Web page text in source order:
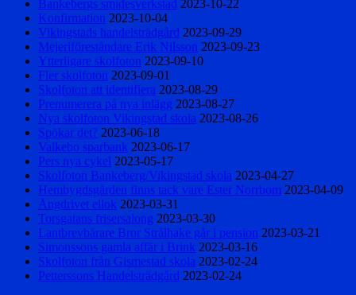
Bankebergs smidesverkstad 2023-10-22
Konfirmation 2023-10-04
Vikingstads handelsträdgård 2023-09-29
Mejeriföreståndare Erik Nilsson 2023-09-23
Ytterligare skolfoton 2023-09-10
Fler skolfoton 2023-09-01
Skolfoton att identifiera 2023-08-29
Prenumerera på nya inlägg 2023-08-27
Nya skolfoton Vikingstad skola 2023-08-26
Spökar det? 2023-06-18
Valkebo sparbank 2023-06-17
Pers nya cykel 2023-05-17
Skolfoton Bankeberg/Vikingstad skola 2023-04-27
Hembygdsgården finns tack vare Ester Norrbom 2023-04-09
Ångdrivet ellok 2023-03-31
Torsgatans frisersalong 2023-03-30
Lantbrevbärare Bror Strålhake går i pension 2023-03-21
Simonssons gamla affär i Brink 2023-03-16
Skolfoton från Gismestad skola 2023-02-24
Petterssons Handelsträdgård 2023-02-24